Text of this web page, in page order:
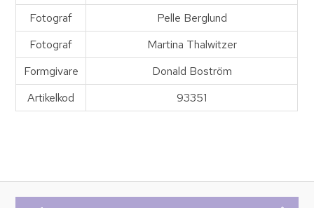
Fotograf
Pelle Berglund
Fotograf
Martina Thalwitzer
Formgivare
Donald Boström
Artikelkod
93351